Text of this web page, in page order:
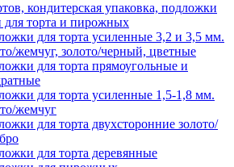
кондитерская упаковка, подложки
торта и пирожных
для торта усиленные 3,2 и 3,5 мм.
жемчуг, золото/черный, цветные
для торта прямоугольные и
для торта усиленные 1,5-1,8 мм.
жемчуг
для торта двухсторонние золото/
для торта деревянные